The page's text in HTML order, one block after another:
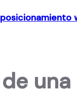
posicionamiento